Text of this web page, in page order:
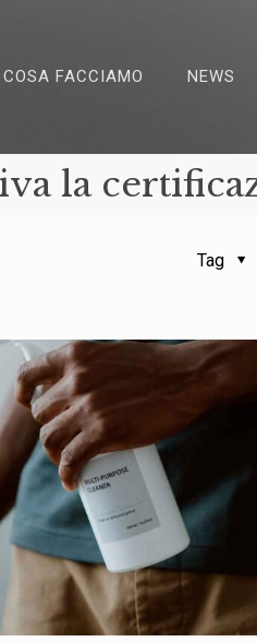
COSA FACCIAMO NEWS
la
Tag